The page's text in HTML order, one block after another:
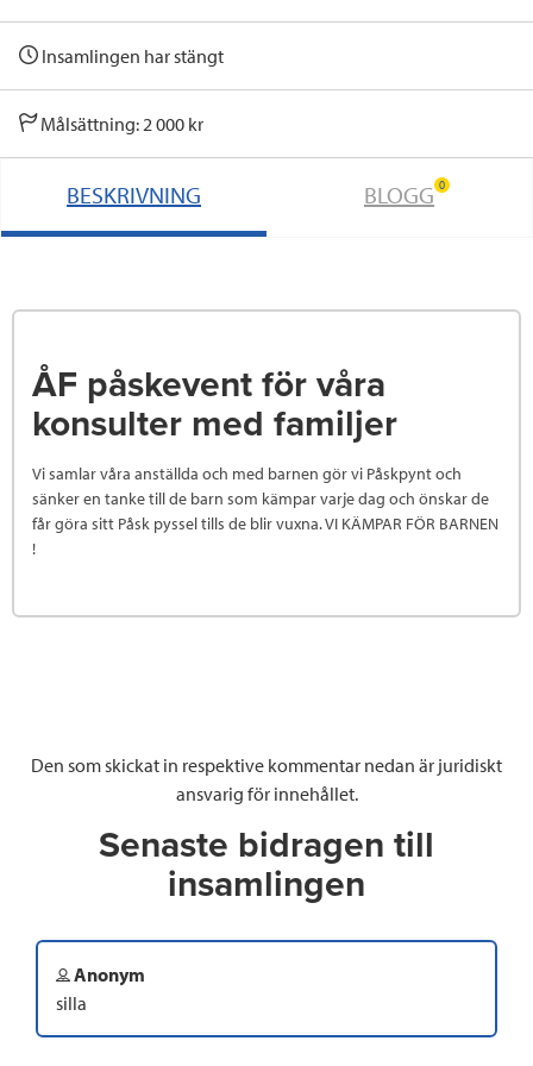
Insamlingen har stängt
Målsättning: 2 000 kr
BESKRIVNING BLOGG 0
ÅF påskevent för våra
konsulter med familjer
Vi samlar våra anställda och med barnen gör vi Påskpynt och
sänker en tanke till de barn som kämpar varje dag och önskar de
får göra sitt Påsk pyssel tills de blir vuxna. VI KÄMPAR FÖR BARNEN
!
Den som skickat in respektive kommentar nedan är juridiskt
ansvarig för innehållet.
Senaste bidragen till
insamlingen
Anonym
silla